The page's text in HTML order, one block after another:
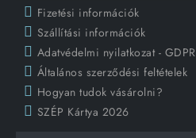
Fizetési információk
Szállítási információk
Adatvédelmi nyilatkozat - GDPR
Általános szerződési feltételek
Hogyan tudok vásárolni?
SZÉP Kártya 2026